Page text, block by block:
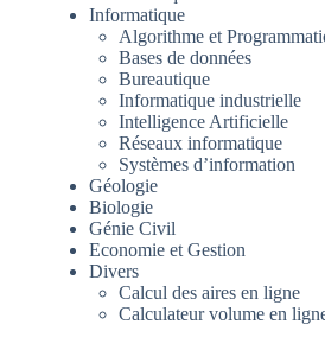
Informatique
Algorithme et
Bases de données
Bureautique
Informatique industrielle
Intelligence Artificielle
Réseaux informatique
Systèmes d’information
Géologie
Biologie
Génie Civil
Economie et Gestion
Divers
Calcul des aires en ligne
Calculateur volume en